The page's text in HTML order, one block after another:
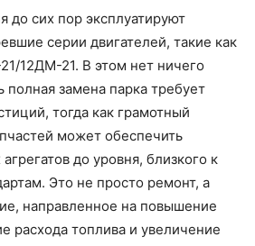
до сих пор эксплуатируют
серии двигателей, такие как
12ДМ-21. В этом нет ничего
полная замена парка требует
тогда как грамотный
может обеспечить
до уровня, близкого к
Это не просто ремонт, а
направленное на повышение
расхода топлива и увеличение